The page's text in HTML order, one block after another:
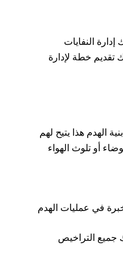
النفايات
تقديم خطة لإدارة
الهدم هذا يتيح لهم
أو تلوث الهواء
في عمليات الهدم
جميع التراخيص